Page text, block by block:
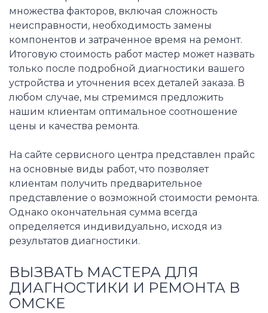
множества факторов, включая сложность
неисправности, необходимость замены
компонентов и затраченное время на ремонт.
Итоговую стоимость работ мастер может назвать
только после подробной диагностики вашего
устройства и уточнения всех деталей заказа. В
любом случае, мы стремимся предложить
нашим клиентам оптимальное соотношение
цены и качества ремонта.
На сайте сервисного центра представлен прайс
на основные виды работ, что позволяет
клиентам получить предварительное
представление о возможной стоимости ремонта.
Однако окончательная сумма всегда
определяется индивидуально, исходя из
результатов диагностики.
ВЫЗВАТЬ МАСТЕРА ДЛЯ
ДИАГНОСТИКИ И РЕМОНТА В
ОМСКЕ